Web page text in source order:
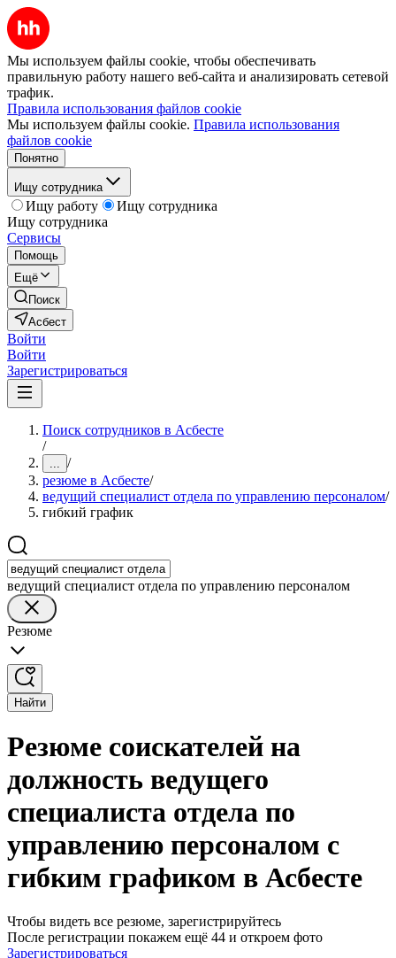
Мы используем файлы cookie, чтобы обеспечивать
правильную работу нашего веб-сайта и анализировать сетевой
трафик.
Правила использования файлов cookie
Мы используем файлы cookie. Правила использования
файлов cookie
Понятно
Ищу сотрудника
Ищу работу
Ищу сотрудника
Ищу сотрудника
Сервисы
Помощь
Ещё
Поиск
Асбест
Войти
Войти
Зарегистрироваться
Поиск сотрудников в Асбесте
/
... /
резюме в Асбесте/
ведущий специалист отдела по управлению персоналом/
гибкий график
ведущий специалист отдела по управлению персоналом
Резюме
Найти
Резюме соискателей на
должность ведущего
специалиста отдела по
управлению персоналом с
гибким графиком в Асбесте
Чтобы видеть все резюме, зарегистрируйтесь
После регистрации покажем ещё 44 и откроем фото
Зарегистрироваться